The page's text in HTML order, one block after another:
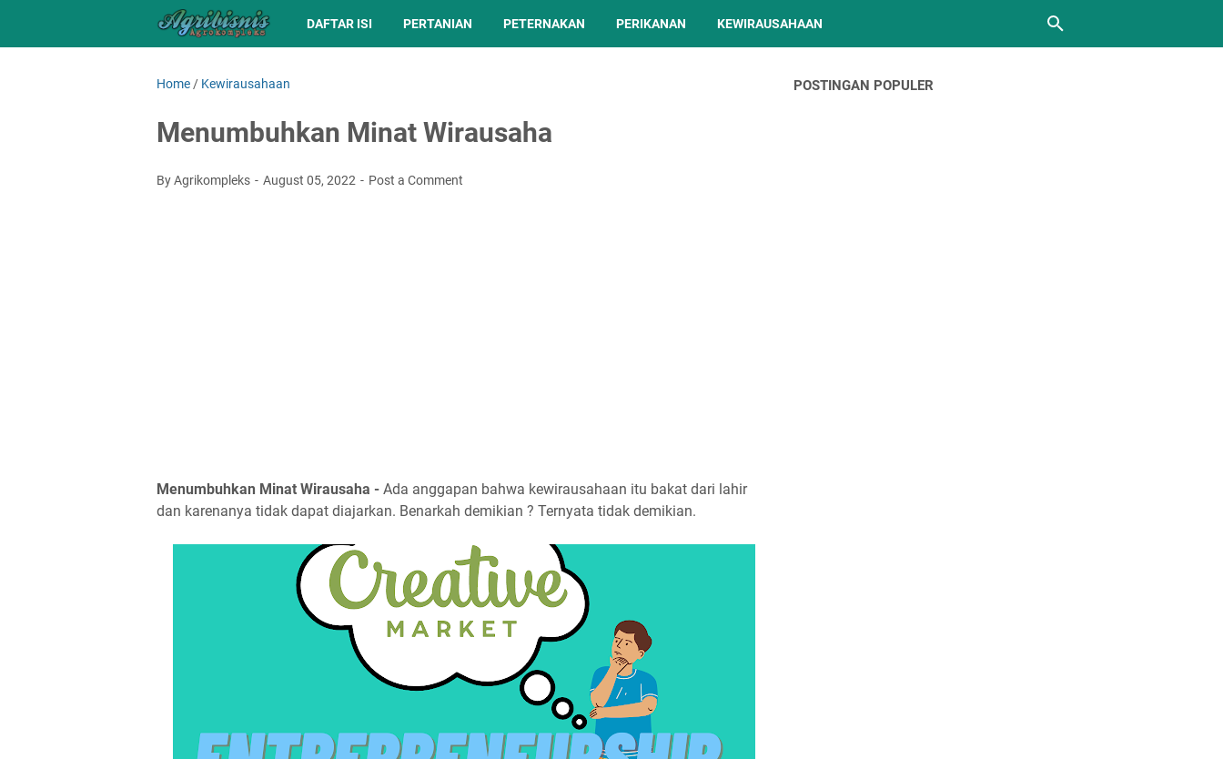
DAFTAR ISI PERTANIAN PETERNAKAN PERIKANAN KEWIRAUSAHAAN
Home / Kewirausahaan
Menumbuhkan Minat Wirausaha
By Agrikompleks August 05, 2022 Post a Comment
Menumbuhkan Minat Wirausaha - Ada anggapan bahwa kewirausahaan itu bakat dari lahir
dan karenanya tidak dapat diajarkan. Benarkah demikian ? Ternyata tidak demikian.
POSTINGAN POPULER